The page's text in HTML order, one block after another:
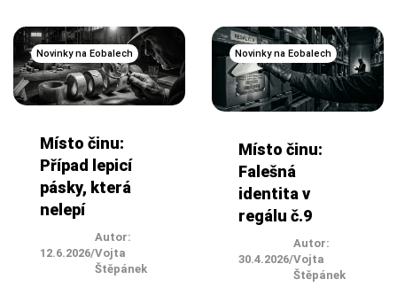
Novinky na Eobalech
Místo činu:
Případ lepicí
pásky, která
nelepí
12.6.2026/
Autor:
Vojta
Štěpánek
Novinky na Eobalech
Místo činu:
Falešná
identita v
regálu č.9
30.4.2026/
Autor:
Vojta
Štěpánek